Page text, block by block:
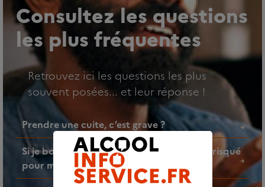
Consultez les questions
les plus fréquentes
Retrouvez ici les questions les plus
souvent posées... et leur réponse !
Prendre une cuite, c’est grave ?
Si je bois un verre d’alcool par jour, est-ce risqué
pour ma santé ?